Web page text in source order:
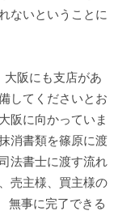
ないということに
大阪にも支店があ
してくださいとお
阪に向かっていま
消書類を篠原に渡
法書士に渡す流れ
売主様、買主様の
無事に完了できる